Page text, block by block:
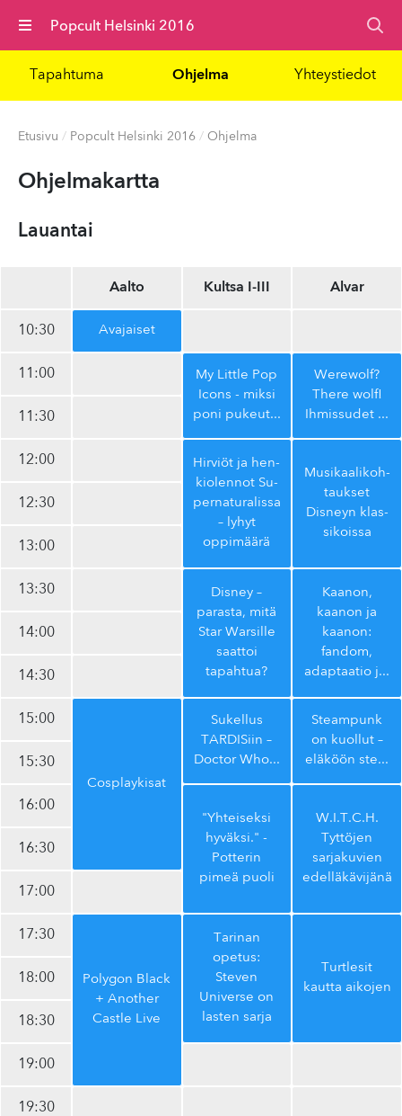
Valikko Popcult Helsinki 2016
Tapahtuma Ohjelma Yhteystiedot
Etusivu / Popcult Helsinki 2016 / Ohjelma
Ohjel­makart­ta
Lauantai
10:30
11:00
11:30
12:00
12:30
13:00
13:30
14:00
14:30
15:00
15:30
16:00
16:30
17:00
17:30
18:00
18:30
19:00
19:30
Aalto
Avajaiset
Cosplay­ki­sat
Polygon Black
+ Another
Castle Live
Kultsa I-III
My Little Pop
Icons - miksi
poni pukeut...
Hirviöt ja hen­
kio­len­not Su­
per­na­tu­ra­lis­sa
– lyhyt
oppimäärä
Disney –
parasta, mitä
Star Warsille
saattoi
tapahtua?
Sukellus
TARDISiin –
Doctor Who...
"Yhteiseksi
hyväksi." -
Potterin
pimeä puoli
Tarinan
opetus:
Steven
Universe on
lasten sarja
Alvar
Werewolf?
There wolf!
Ihmissudet ...
Musi­kaa­li­koh­
tauk­set
Disneyn klas­
si­kois­sa
Kaanon,
kaanon ja
kaanon:
fandom,
adaptaatio j...
Steampunk
on kuollut –
eläköön ste...
W.I.T.C.H.
Tyttöjen
sarjakuvien
edel­lä­kä­vi­jä­nä
Turtlesit
kautta aikojen